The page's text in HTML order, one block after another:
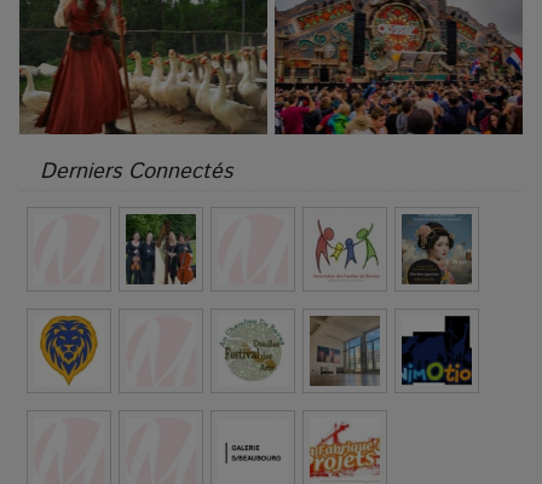
Derniers Connectés